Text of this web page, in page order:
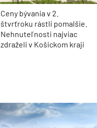
Ceny bývania v 2.
štvrťroku rástli pomalšie.
Nehnuteľnosti najviac
zdraželi v Košickom kraji